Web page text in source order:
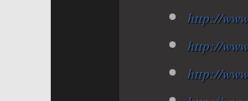
http://
http://
http://